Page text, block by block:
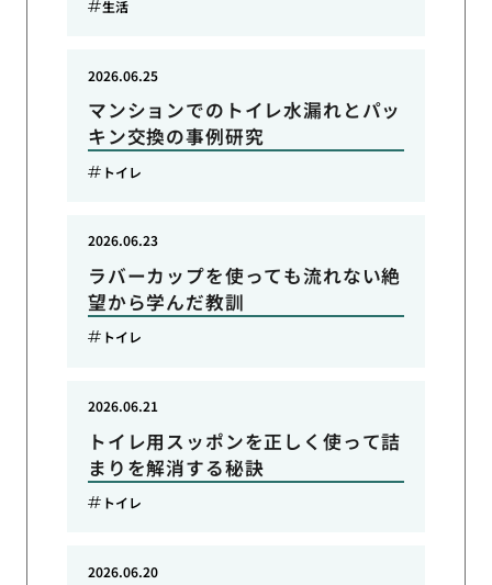
生活
マンションでのトイレ水漏れとパッ
キン交換の事例研究
2026.06.25
トイレ
ラバーカップを使っても流れない絶
望から学んだ教訓
2026.06.23
トイレ
トイレ用スッポンを正しく使って詰
まりを解消する秘訣
2026.06.21
トイレ
2026.06.20